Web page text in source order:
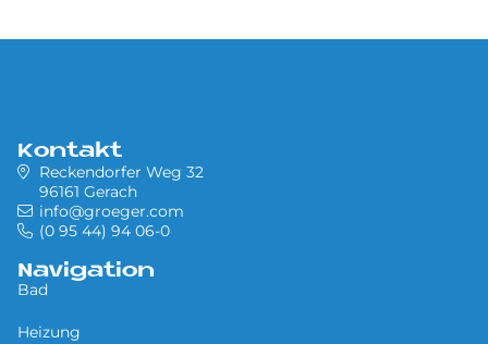
Kontakt
Reckendorfer Weg 32
96161 Gerach
info@groeger.com
(0 95 44) 94 06-0
Navigation
Bad
Heizung